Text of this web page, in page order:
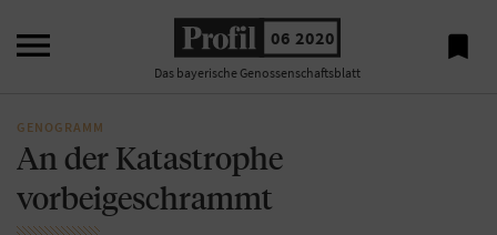
 06 2020
Das bayerische Genossenschaftsblatt

GENOGRAMM
An der Katastrophe
vorbeigeschrammt